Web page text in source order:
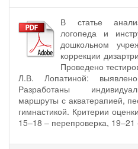
В статье
логопеда и
дошкольном
коррекции
Проведено
Л.В. Лопатиной:
Разработаны
маршруты с акватерапией,
гимнастикой. Критерии
15–18 – перепроверка,